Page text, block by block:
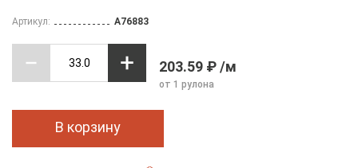
Артикул: A76883
203.59 ₽ /м
от 1 рулона
В корзину